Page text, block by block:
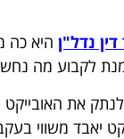
נדל"ן היא כה
מנת לקבוע מה
את
יאבד משווי